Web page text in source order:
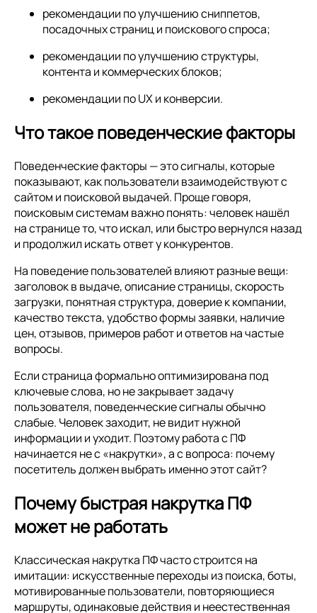
рекомендации по улучшению сниппетов,
посадочных страниц и поискового спроса;
рекомендации по улучшению структуры,
контента и коммерческих блоков;
рекомендации по UX и конверсии.
Что такое поведенческие факторы
Поведенческие факторы — это сигналы, которые
показывают, как пользователи взаимодействуют с
сайтом и поисковой выдачей. Проще говоря,
поисковым системам важно понять: человек нашёл
на странице то, что искал, или быстро вернулся назад
и продолжил искать ответ у конкурентов.
На поведение пользователей влияют разные вещи:
заголовок в выдаче, описание страницы, скорость
загрузки, понятная структура, доверие к компании,
качество текста, удобство формы заявки, наличие
цен, отзывов, примеров работ и ответов на частые
вопросы.
Если страница формально оптимизирована под
ключевые слова, но не закрывает задачу
пользователя, поведенческие сигналы обычно
слабые. Человек заходит, не видит нужной
информации и уходит. Поэтому работа с ПФ
начинается не с «накрутки», а с вопроса: почему
посетитель должен выбрать именно этот сайт?
Почему быстрая накрутка ПФ
может не работать
Классическая накрутка ПФ часто строится на
имитации: искусственные переходы из поиска, боты,
мотивированные пользователи, повторяющиеся
маршруты, одинаковые действия и неестественная